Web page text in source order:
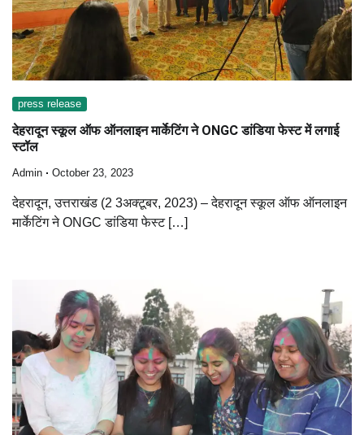
press release
देहरादून स्कूल ऑफ ऑनलाइन मार्केटिंग ने ONGC डांडिया फेस्ट में लगाई
स्टॉल
Admin October 23, 2023
देहरादून, उत्तराखंड (2 3अक्टूबर, 2023) – देहरादून स्कूल ऑफ ऑनलाइन
मार्केटिंग ने ONGC डांडिया फेस्ट […]